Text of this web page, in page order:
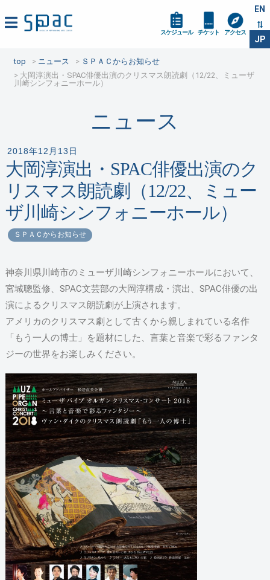
EN
JP
スケジュール チケット アクセス
top ニュース
ＳＰＡＣからお知らせ
大岡淳演出・SPAC俳優出演のクリスマス朗読劇（12/22、ミューザ
川崎シンフォニーホール）
ニュース
2018年12月13日
大岡淳演出・SPAC俳優出演のク
リスマス朗読劇（12/22、ミュー
ザ川崎シンフォニーホール）
ＳＰＡＣからお知らせ
神奈川県川崎市のミューザ川崎シンフォニーホールにおいて、
宮城聰監修、SPAC文芸部の大岡淳構成・演出、SPAC俳優の出
演によるクリスマス朗読劇が上演されます。
アメリカのクリスマス劇として古くから親しまれている名作
「もう一人の博士」を題材にした、言葉と音楽で彩るファンタ
ジーの世界をお楽しみください。